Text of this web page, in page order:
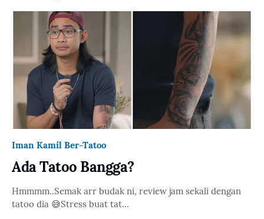
Iman Kamil Ber-Tatoo
Ada Tatoo Bangga?
Hmmmm..Semak arr budak ni, review jam sekali dengan
tatoo dia 😅Stress buat tat…